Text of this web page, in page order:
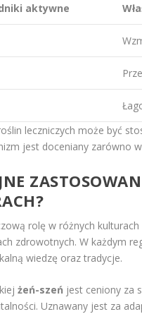
aktywne
leczniczych może być
jest doceniany zarówno
rolę w różnych
zdrowotnych. W każdym
wiedzę oraz tradycje.
żeń-szeń jest ceniony za
Uznawany jest za